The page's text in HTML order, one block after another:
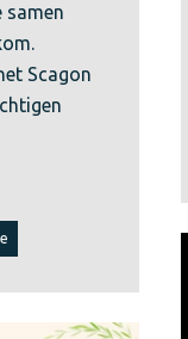
samen
Scagon